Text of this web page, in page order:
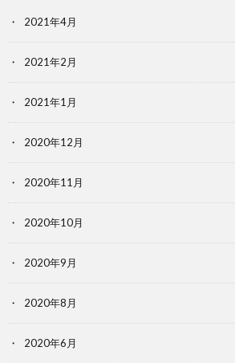
2021年4月
2021年2月
2021年1月
2020年12月
2020年11月
2020年10月
2020年9月
2020年8月
2020年6月